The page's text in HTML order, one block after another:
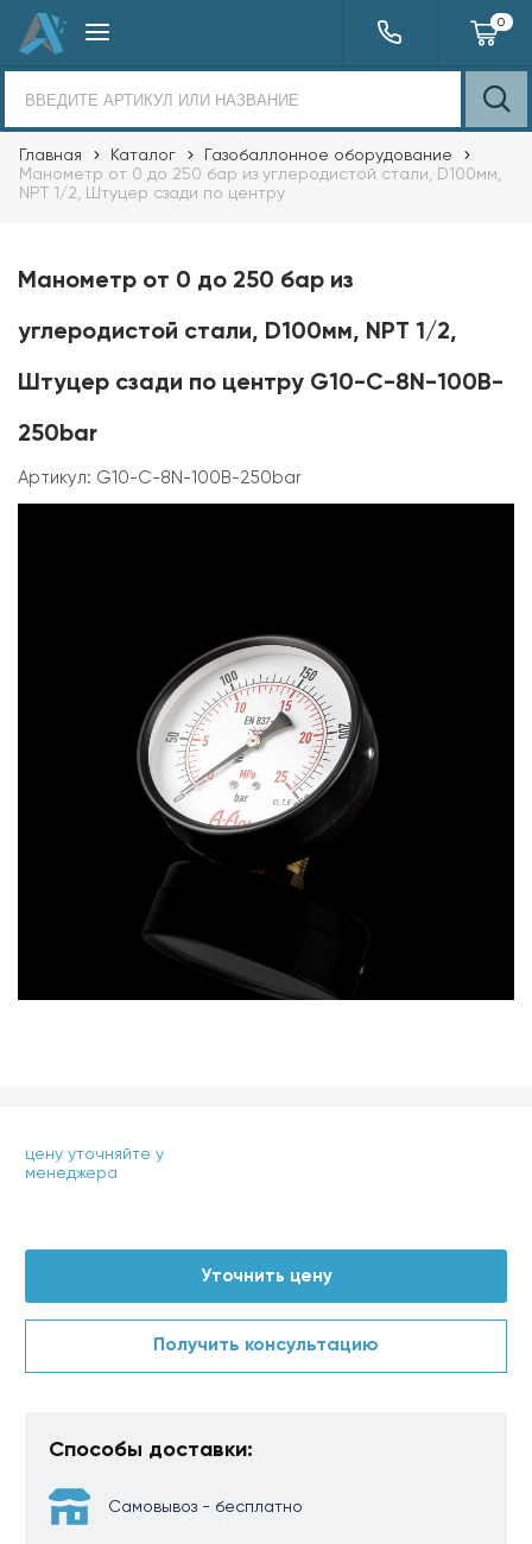
0
Главная Каталог
Газобаллонное оборудование
Манометр от 0 до 250 бар из углеродистой стали, D100мм,
NPT 1/2, Штуцер сзади по центру
Манометр от 0 до 250 бар из
углеродистой стали, D100мм, NPT 1/2,
Штуцер сзади по центру G10-C-8N-100B-
250bar
Артикул: G10-C-8N-100B-250bar
цену уточняйте у
менеджера
Уточнить цену
Получить консультацию
Способы доставки:
Самовывоз - бесплатно